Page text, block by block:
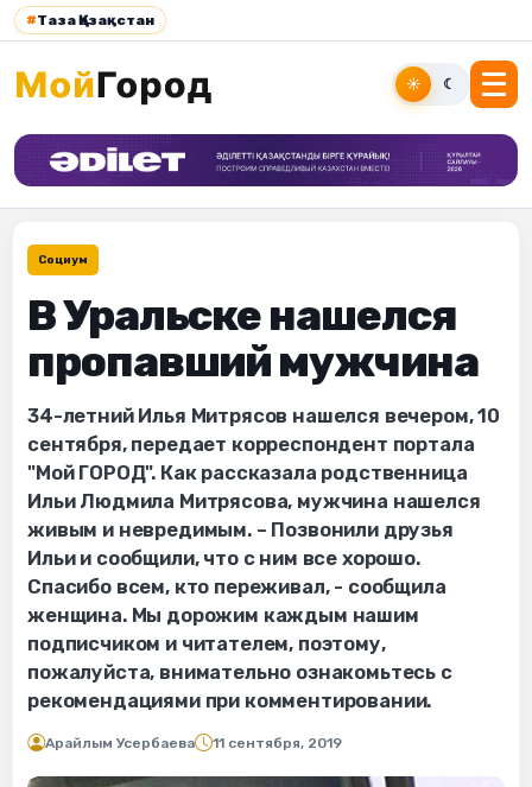
#Таза Қазақстан
☀ ☾
Социум
В Уральске нашелся
пропавший мужчина
34-летний Илья Митрясов нашелся вечером, 10
сентября, передает корреспондент портала
"Мой ГОРОД". Как рассказала родственница
Ильи Людмила Митрясова, мужчина нашелся
живым и невредимым. – Позвонили друзья
Ильи и сообщили, что с ним все хорошо.
Спасибо всем, кто переживал, - сообщила
женщина. Мы дорожим каждым нашим
подписчиком и читателем, поэтому,
пожалуйста, внимательно ознакомьтесь с
рекомендациями при комментировании.
Арайлым Усербаева 11 сентября, 2019